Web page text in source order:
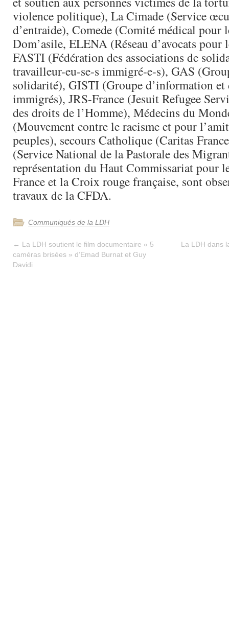
violence politique), La Cimade (Service
d’entraide), Comede (Comité médical pour
Dom’asile, ELENA (Réseau d’avocats pour
FASTI (Fédération des associations de
travailleur-eu-se-s immigré-e-s), GAS
solidarité), GISTI (Groupe d’information et
immigrés), JRS-France (Jesuit Refugee
des droits de l’Homme), Médecins du
(Mouvement contre le racisme et pour
peuples), secours Catholique (Caritas
(Service National de la Pastorale des
représentation du Haut Commissariat pour
France et la Croix rouge française, sont
travaux de la CFDA.
Communiqués de la LDH
← La LDH soutient le film documentaire « 5
caméras brisées » d’Emad Burnat et Guy
Davidi
La LDH dans